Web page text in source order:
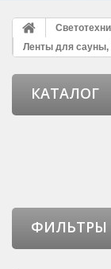
Ленты для сауны,
КАТАЛОГ
ФИЛЬТРЫ